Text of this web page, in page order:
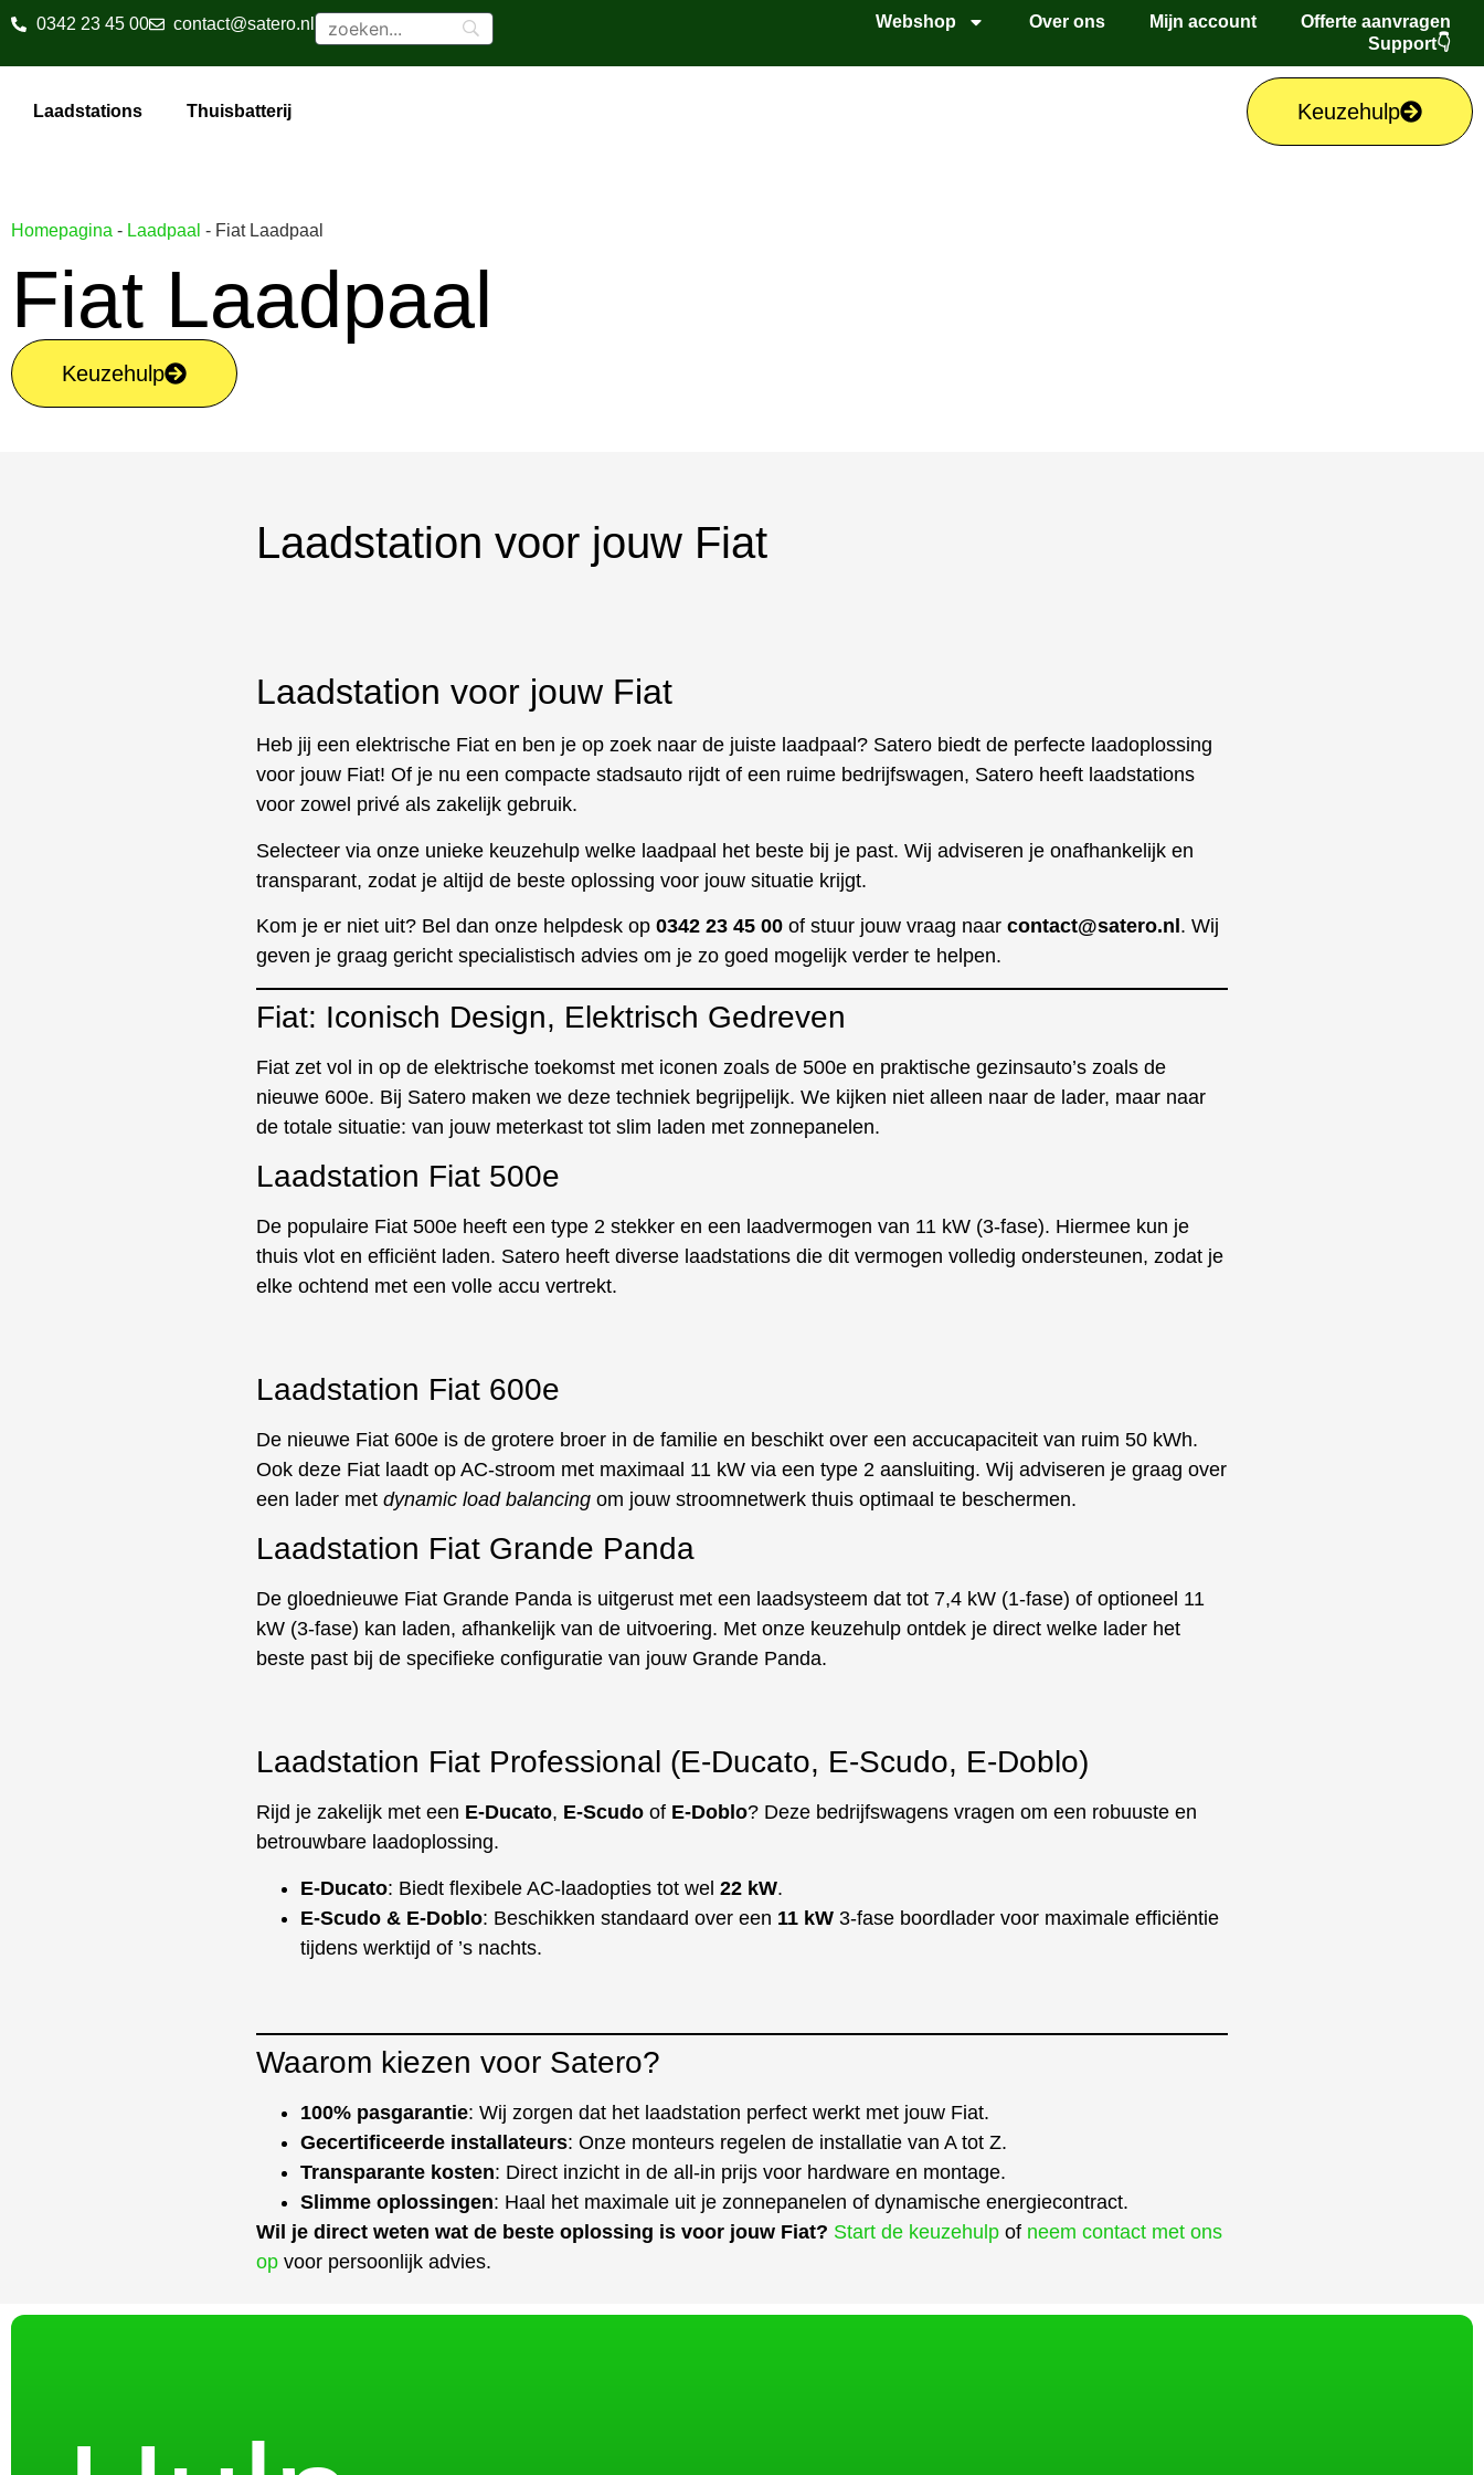
0342 23 45 00 contact@satero.nl Webshop Over ons Mijn account
Offerte aanvragen
Support👇
Laadstations Thuisbatterij Keuzehulp
Homepagina - Laadpaal - Fiat Laadpaal
Fiat Laadpaal
Keuzehulp
Laadstation voor jouw Fiat
Laadstation voor jouw Fiat
Heb jij een elektrische Fiat en ben je op zoek naar de juiste laadpaal? Satero biedt de perfecte laadoplossing
voor jouw Fiat! Of je nu een compacte stadsauto rijdt of een ruime bedrijfswagen, Satero heeft laadstations
voor zowel privé als zakelijk gebruik.
Selecteer via onze unieke keuzehulp welke laadpaal het beste bij je past. Wij adviseren je onafhankelijk en
transparant, zodat je altijd de beste oplossing voor jouw situatie krijgt.
Kom je er niet uit? Bel dan onze helpdesk op 0342 23 45 00 of stuur jouw vraag naar contact@satero.nl . Wij
geven je graag gericht specialistisch advies om je zo goed mogelijk verder te helpen.
Fiat: Iconisch Design, Elektrisch Gedreven
Fiat zet vol in op de elektrische toekomst met iconen zoals de 500e en praktische gezinsauto’s zoals de
nieuwe 600e. Bij Satero maken we deze techniek begrijpelijk. We kijken niet alleen naar de lader, maar naar
de totale situatie: van jouw meterkast tot slim laden met zonnepanelen.
Laadstation Fiat 500e
De populaire Fiat 500e heeft een type 2 stekker en een laadvermogen van 11 kW (3-fase). Hiermee kun je
thuis vlot en efficiënt laden. Satero heeft diverse laadstations die dit vermogen volledig ondersteunen, zodat je
elke ochtend met een volle accu vertrekt.
Laadstation Fiat 600e
De nieuwe Fiat 600e is de grotere broer in de familie en beschikt over een accucapaciteit van ruim 50 kWh.
Ook deze Fiat laadt op AC-stroom met maximaal 11 kW via een type 2 aansluiting. Wij adviseren je graag over
een lader met dynamic load balancing om jouw stroomnetwerk thuis optimaal te beschermen.
Laadstation Fiat Grande Panda
De gloednieuwe Fiat Grande Panda is uitgerust met een laadsysteem dat tot 7,4 kW (1-fase) of optioneel 11
kW (3-fase) kan laden, afhankelijk van de uitvoering. Met onze keuzehulp ontdek je direct welke lader het
beste past bij de specifieke configuratie van jouw Grande Panda.
Laadstation Fiat Professional (E-Ducato, E-Scudo, E-Doblo)
Rijd je zakelijk met een E-Ducato, E-Scudo of E-Doblo? Deze bedrijfswagens vragen om een robuuste en
betrouwbare laadoplossing.
E-Ducato: Biedt flexibele AC-laadopties tot wel 22 kW.
E-Scudo & E-Doblo: Beschikken standaard over een 11 kW 3-fase boordlader voor maximale efficiëntie
tijdens werktijd of ’s nachts.
Waarom kiezen voor Satero?
100% pasgarantie: Wij zorgen dat het laadstation perfect werkt met jouw Fiat.
Gecertificeerde installateurs: Onze monteurs regelen de installatie van A tot Z.
Transparante kosten: Direct inzicht in de all-in prijs voor hardware en montage.
Slimme oplossingen: Haal het maximale uit je zonnepanelen of dynamische energiecontract.
Wil je direct weten wat de beste oplossing is voor jouw Fiat? Start de keuzehulp of neem contact met ons
op voor persoonlijk advies.